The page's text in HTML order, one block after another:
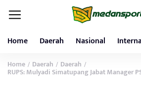
Home Daerah Nasional
Home / Daerah / Daerah /
RUPS: Mulyadi Simatupang Jabat Manager